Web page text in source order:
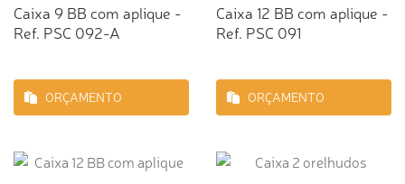
Caixa 9 BB com aplique -
Ref. PSC 092-A
ORÇAMENTO
Caixa 12 BB com aplique -
Ref. PSC 091
ORÇAMENTO